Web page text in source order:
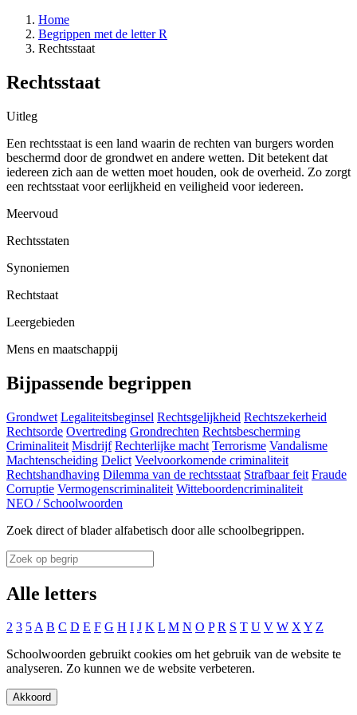
Home
Begrippen met de letter R
Rechtsstaat
Rechtsstaat
Uitleg
Een rechtsstaat is een land waarin de rechten van burgers worden
beschermd door de grondwet en andere wetten. Dit betekent dat
iedereen zich aan de wetten moet houden, ook de overheid. Zo zorgt
een rechtsstaat voor eerlijkheid en veiligheid voor iedereen.
Meervoud
Rechtsstaten
Synoniemen
Rechtstaat
Leergebieden
Mens en maatschappij
Bijpassende begrippen
Grondwet Legaliteitsbeginsel Rechtsgelijkheid Rechtszekerheid
Rechtsorde Overtreding Grondrechten Rechtsbescherming
Criminaliteit Misdrijf Rechterlijke macht Terrorisme Vandalisme
Machtenscheiding Delict Veelvoorkomende criminaliteit
Rechtshandhaving Dilemma van de rechtsstaat Strafbaar feit Fraude
Corruptie Vermogenscriminaliteit Witteboordencriminaliteit
NEO / Schoolwoorden
Zoek direct of blader alfabetisch door alle schoolbegrippen.
Alle letters
2 3 5A B C D E F G H I J K L M N O P R S T U V W XY Z
Schoolwoorden gebruikt cookies om het gebruik van de website te
analyseren. Zo kunnen we de website verbeteren.
Akkoord